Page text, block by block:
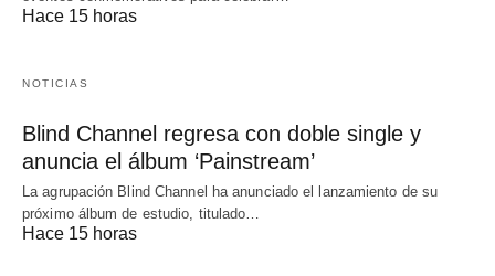
Hace 15 horas
NOTICIAS
Blind Channel regresa con doble single y
anuncia el álbum ‘Painstream’
La agrupación Blind Channel ha anunciado el lanzamiento de su
próximo álbum de estudio, titulado…
Hace 15 horas